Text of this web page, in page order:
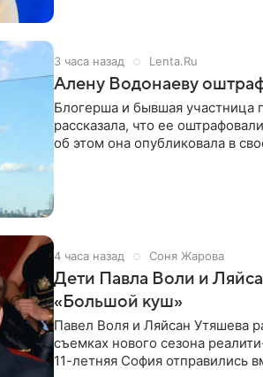
3 часа назад Lenta.Ru
Алену Водонаеву
Блогерша и бывшая участница
рассказала, что ее
об этом она опубликовала в
4 часа назад Соня Жарова
Дети Павла Воли и
«Большой куш»
Павел Воля и Ляйсан Утяшева
съемках нового сезона
11-летняя София отправились